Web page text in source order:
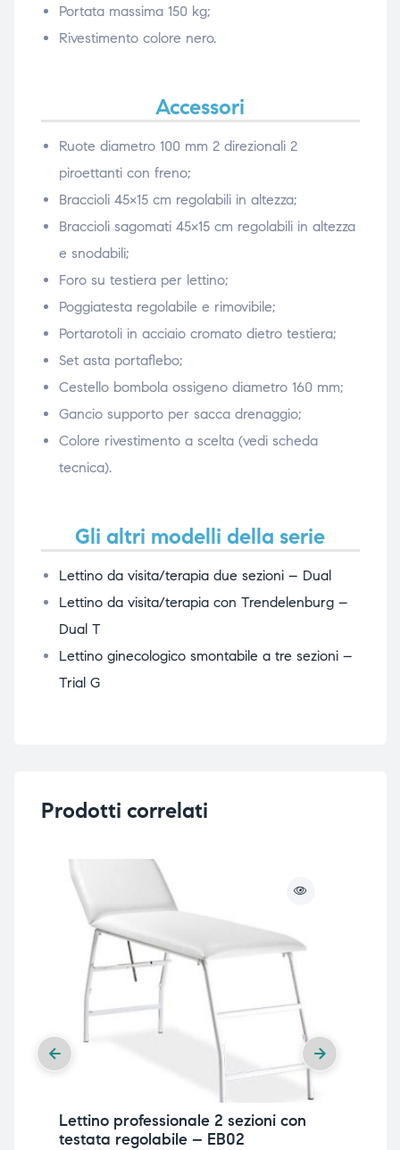
Portata massima 150 kg;
Rivestimento colore nero.
Accessori
Ruote diametro 100 mm 2 direzionali 2
piroettanti con freno;
Braccioli 45×15 cm regolabili in altezza;
Braccioli sagomati 45×15 cm regolabili in altezza
e snodabili;
Foro su testiera per lettino;
Poggiatesta regolabile e rimovibile;
Portarotoli in acciaio cromato dietro testiera;
Set asta portaflebo;
Cestello bombola ossigeno diametro 160 mm;
Gancio supporto per sacca drenaggio;
Colore rivestimento a scelta (vedi scheda
tecnica).
Gli altri modelli della serie
Lettino da visita/terapia due sezioni – Dual
Lettino da visita/terapia con Trendelenburg –
Dual T
Lettino ginecologico smontabile a tre sezioni –
Trial G
Prodotti correlati
Lettino professionale 2 sezioni con
testata regolabile – EB02